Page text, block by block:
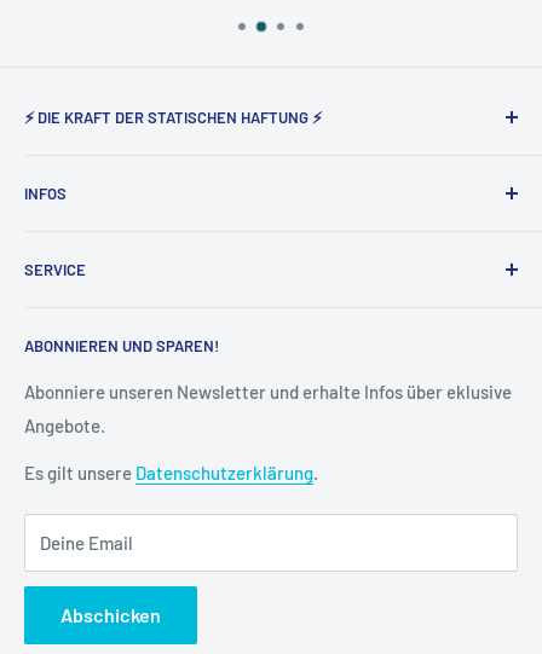
⚡ DIE KRAFT DER STATISCHEN HAFTUNG ⚡
Vertrieb der elektrostatisch haftenden Produkte von Tesla
INFOS
Impressum
Datenschutz
Cookie-Einstellungen
SERVICE
Vertrag widerrufen
Versand & Lieferung
Kontakt
FAQ
ABONNIEREN UND SPAREN!
Abonniere unseren Newsletter und erhalte Infos über eklusive
Angebote.
Es gilt unsere Datenschutzerklärung.
Deine Email
Abschicken